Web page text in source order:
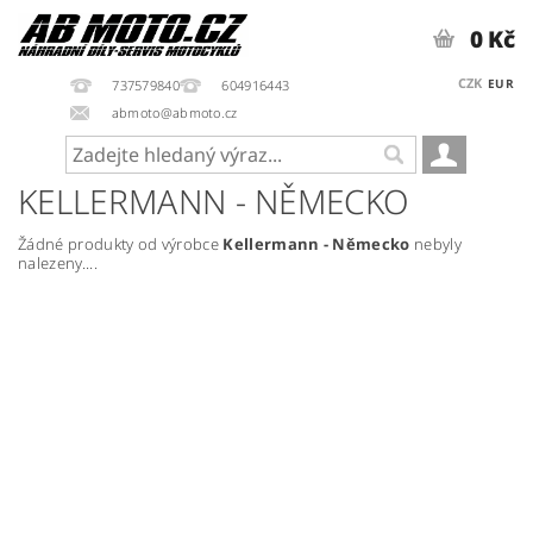
737579840
604916443
abmoto@abmoto.cz
CZK EUR
0 Kč
KELLERMANN - NĚMECKO
Žádné produkty od výrobce Kellermann - Německo nebyly
nalezeny....